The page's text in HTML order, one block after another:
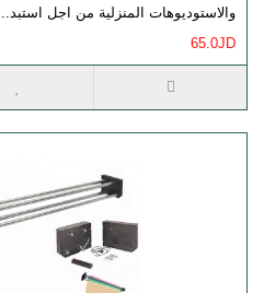
والاستوديوهات المنزلية من اجل استبد..
65.0JD